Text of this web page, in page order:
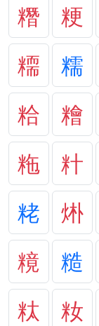
糣
粳
糥
糯
粭
糩
粚
籵
粩
烞
糡
糙
粏
籹